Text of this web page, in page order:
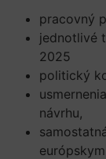
pracovný
jednotlivé
2025
politický
návrhu,